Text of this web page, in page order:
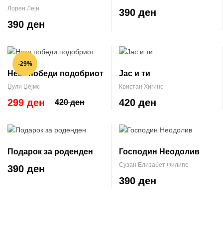
Лорен Лејн
390 ден
390 ден
-29%
Нека победи подобриот
Џули Џејмс
420 ден
299 ден
Јас и ти
Кристан Хигинс
420 ден
Подарок за роденден
390 ден
Господин Неодолив
Сузан Елизабет Филипс
390 ден